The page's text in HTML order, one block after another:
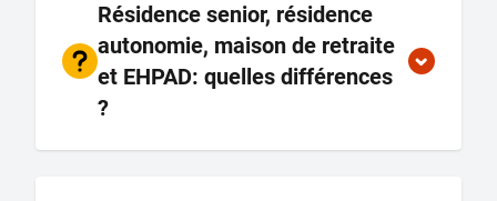
Résidence senior, résidence
autonomie, maison de retraite
et EHPAD: quelles différences
?